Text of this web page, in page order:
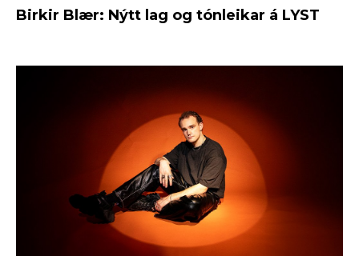
Birkir Blær: Nýtt lag og tónleikar á LYST